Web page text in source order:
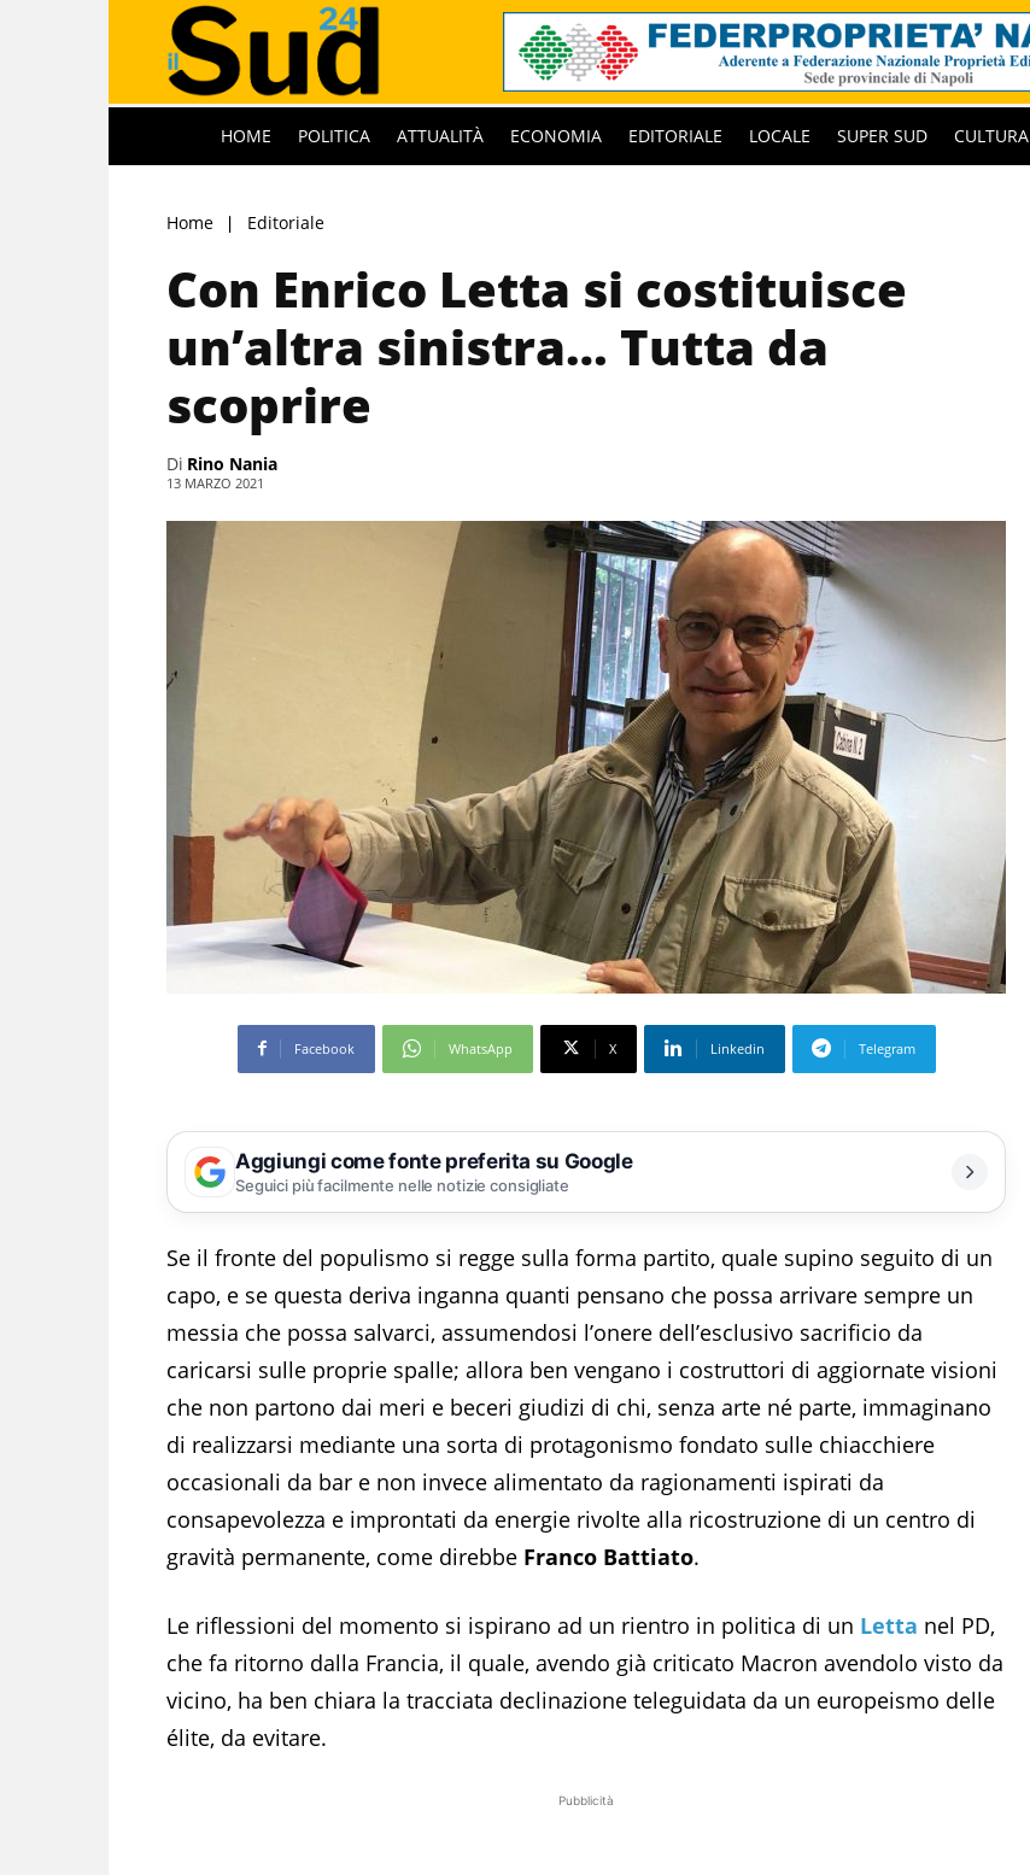
HOME POLITICA ATTUALITÀ ECONOMIA EDITORIALE LOCALE SUPER SUD CULTURA
Home Editoriale
Con Enrico Letta si costituisce
un’altra sinistra… Tutta da
scoprire
Di Rino Nania
13 MARZO 2021
Facebook WhatsApp X Linkedin Telegram
Aggiungi come fonte preferita su Google
Seguici più facilmente nelle notizie consigliate
Se il fronte del populismo si regge sulla forma partito, quale supino seguito di un
capo, e se questa deriva inganna quanti pensano che possa arrivare sempre un
messia che possa salvarci, assumendosi l’onere dell’esclusivo sacrificio da
caricarsi sulle proprie spalle; allora ben vengano i costruttori di aggiornate visioni
che non partono dai meri e beceri giudizi di chi, senza arte né parte, immaginano
di realizzarsi mediante una sorta di protagonismo fondato sulle chiacchiere
occasionali da bar e non invece alimentato da ragionamenti ispirati da
consapevolezza e improntati da energie rivolte alla ricostruzione di un centro di
gravità permanente, come direbbe Franco Battiato.
Le riflessioni del momento si ispirano ad un rientro in politica di un Letta nel PD,
che fa ritorno dalla Francia, il quale, avendo già criticato Macron avendolo visto da
vicino, ha ben chiara la tracciata declinazione teleguidata da un europeismo delle
élite, da evitare.
Pubblicità